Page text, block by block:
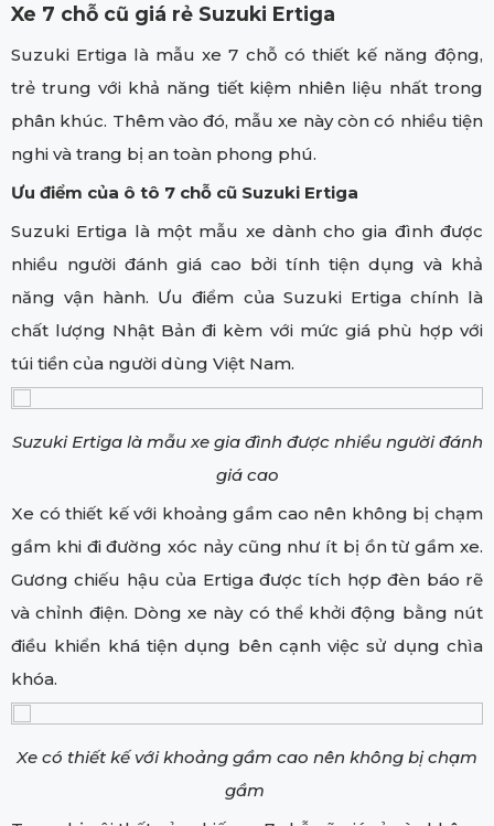
Xe 7 chỗ cũ giá rẻ Suzuki Ertiga
Suzuki Ertiga là mẫu xe 7 chỗ có thiết kế năng động,
trẻ trung với khả năng tiết kiệm nhiên liệu nhất trong
phân khúc. Thêm vào đó, mẫu xe này còn có nhiều tiện
nghi và trang bị an toàn phong phú.
Ưu điểm của ô tô 7 chỗ cũ Suzuki Ertiga
Suzuki Ertiga là một mẫu xe dành cho gia đình được
nhiều người đánh giá cao bởi tính tiện dụng và khả
năng vận hành. Ưu điểm của Suzuki Ertiga chính là
chất lượng Nhật Bản đi kèm với mức giá phù hợp với
túi tiền của người dùng Việt Nam.
Suzuki Ertiga là mẫu xe gia đình được nhiều người đánh
giá cao
Xe có thiết kế với khoảng gầm cao nên không bị chạm
gầm khi đi đường xóc nảy cũng như ít bị ồn từ gầm xe.
Gương chiếu hậu của Ertiga được tích hợp đèn báo rẽ
và chỉnh điện. Dòng xe này có thể khởi động bằng nút
điều khiển khá tiện dụng bên cạnh việc sử dụng chìa
khóa.
Xe có thiết kế với khoảng gầm cao nên không bị chạm
gầm